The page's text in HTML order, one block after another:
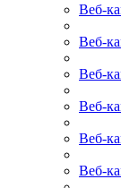
Веб-
Веб-
Веб-
Веб-
Веб-
Веб-